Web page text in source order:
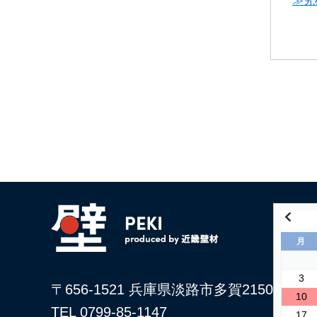
〒656-1521 兵庫県淡路市多賀2150
TEL 0799-85-1147
月
3
10
17